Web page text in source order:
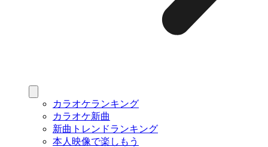
カラオケランキング
カラオケ新曲
新曲トレンドランキング
本人映像で楽しもう